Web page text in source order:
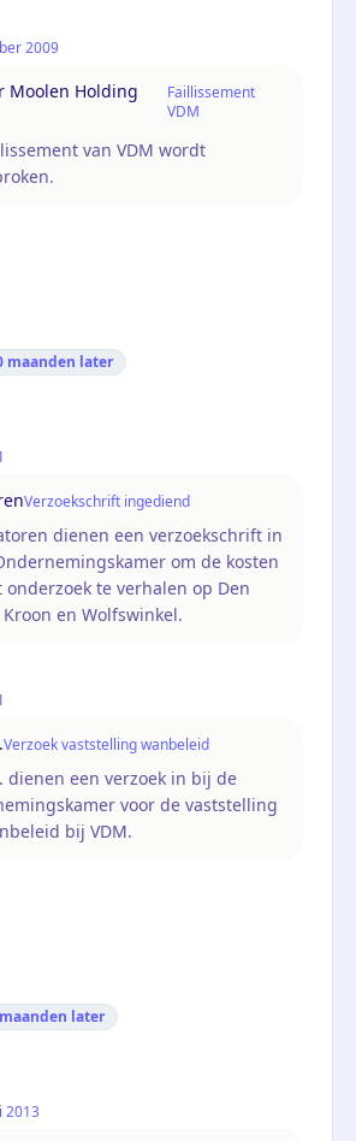
2009
Moolen Holding
Faillissement
VDM
van VDM wordt
maanden later
Verzoekschrift ingediend
dienen een verzoekschrift in
om de kosten
onderzoek te verhalen op Den
Kroon en Wolfswinkel.
Verzoek vaststelling wanbeleid
dienen een verzoek in bij de
voor de vaststelling
bij VDM.
later
2013